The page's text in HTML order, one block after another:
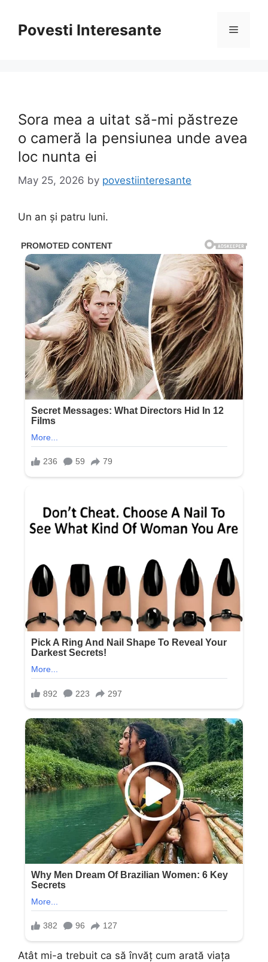
contentPovesti Interesante Menu
Sora mea a uitat să-mi păstreze
o cameră la pensiunea unde avea
loc nunta ei
May 25, 2026 by povestiinteresante
Un an și patru luni.
Atât mi-a trebuit ca să învăț cum arată viața